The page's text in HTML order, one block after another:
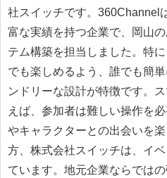
社スイッチです。360Channel
富な実績を持つ企業で、岡山
テム構築を担当しました。特
でも楽しめるよう、誰でも簡
ンドリーな設計が特徴です。
えば、参加者は難しい操作を
やキャラクターとの出会いを
方、株式会社スイッチは、イ
ています。地元企業ならでは